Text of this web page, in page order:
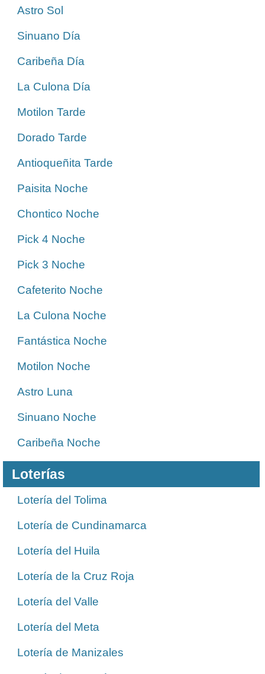
Astro Sol
Sinuano Día
Caribeña Día
La Culona Día
Motilon Tarde
Dorado Tarde
Antioqueñita Tarde
Paisita Noche
Chontico Noche
Pick 4 Noche
Pick 3 Noche
Cafeterito Noche
La Culona Noche
Fantástica Noche
Motilon Noche
Astro Luna
Sinuano Noche
Caribeña Noche
Loterías
Lotería del Tolima
Lotería de Cundinamarca
Lotería del Huila
Lotería de la Cruz Roja
Lotería del Valle
Lotería del Meta
Lotería de Manizales